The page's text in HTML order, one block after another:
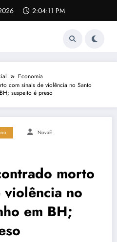
2:04:12 PM
Economia
com sinais de violência no Santo
suspeito é preso
NovaE
morto
violência no
em BH;